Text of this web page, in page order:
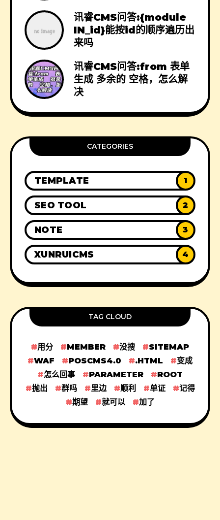
讯睿CMS问答:{module
IN_id}能按id的顺序遍历出
来吗
讯睿CMS问答:from 表单
生成 多余的 空格，怎么解
决
CATEGORIES
TEMPLATE 1
SEO TOOL 2
NOTE 3
XUNRUICMS 4
TAG CLOUD
用分 MEMBER 没搜
SITEMAP
WAF
POSCMS4.0 .HTML
变成
怎么回事
PARAMETER
ROOT
抛出
群吗 里边 顺利 单证
记得
期望
就可以 加了